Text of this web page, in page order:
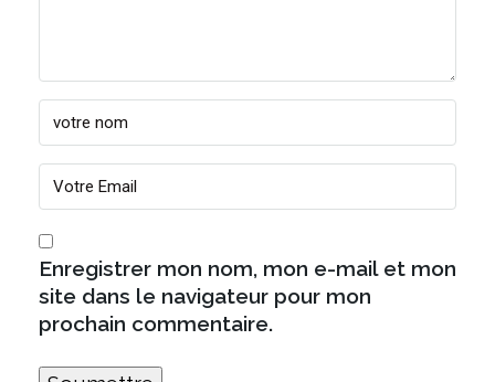
Enregistrer mon nom, mon e-mail et mon
site dans le navigateur pour mon
prochain commentaire.